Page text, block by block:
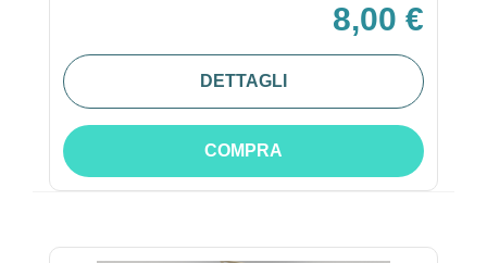
8,00 €
DETTAGLI
COMPRA